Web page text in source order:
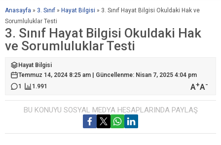
Anasayfa » 3. Sınıf » Hayat Bilgisi » 3. Sınıf Hayat Bilgisi Okuldaki Hak ve
Sorumluluklar Testi
3. Sınıf Hayat Bilgisi Okuldaki Hak
ve Sorumluluklar Testi
Hayat Bilgisi
Temmuz 14, 2024 8:25 am | Güncellenme: Nisan 7, 2025 4:04 pm
1
1.991 A+A-
BU KONUYU SOSYAL MEDYA HESAPLARINDA PAYLAŞ